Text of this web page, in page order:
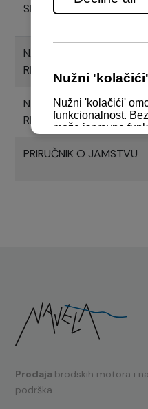
SPECIFIKACIJE
NACRTI MOTORA 1GM10
REDUKTOROM
NACRTI MOTORA 1GM10
REDUKTOROM
PRIRUČNIK O JAMSTVU
Prodaja brodskih motora i
podrška.